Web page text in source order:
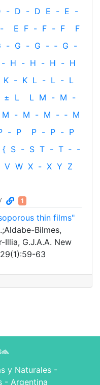
- D - D E - E -
- E F - F - F
F
- G - G - ‐ G -
- H - H - H - H
K - K L - L - L
± L L M - M -
M - M - M - ‐ M
- P P - P - P
{ S - S T - T ‐ -
V W X - X Y Z
1
thin films"
Bilmes,
Illia, G.J.A.A. New
63
y Naturales -
- Argentina